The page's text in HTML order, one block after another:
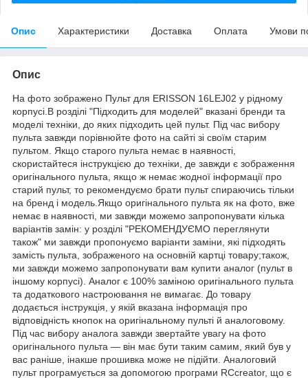
Опис Характеристики Доставка Оплата Умови
Опис
На фото зображено Пульт для ERISSON 16LEJ02 у рідному
корпусі.В розділі "Підходить для моделей" вказані бренди та
моделі техніки, до яких підходить цей пульт. Під час вибору
пульта завжди порівнюйте фото на сайті зі своїм старим
пультом. Якщо старого пульта немає в наявності,
скористайтеся інструкцією до техніки, де завжди є зображення
оригінального пульта, якщо ж немає жодної інформації про
старий пульт, то рекомендуємо брати пульт спираючись тільки
на бренд і модель.Якщо оригінального пульта як на фото, вже
немає в наявності, ми завжди можемо запропонувати кілька
варіантів замін: у розділі "РЕКОМЕНДУЄМО переглянути
також" ми завжди пропонуємо варіанти заміни, які підходять
замість пульта, зображеного на основній картці товару;також,
ми завжди можемо запропонувати вам купити аналог (пульт в
іншому корпусі). Аналог є 100% заміною оригінального пульта
та додаткового настроювання не вимагає. До товару
додається інструкція, у якій вказана інформація про
відповідність кнопок на оригінальному пульті й аналоговому.
Під час вибору аналога завжди звертайте увагу на фото
оригінального пульта — він має бути таким самим, який був у
вас раніше, інакше прошивка може не підійти. Аналоговий
пульт програмується за допомогою програми RCcreator, що є